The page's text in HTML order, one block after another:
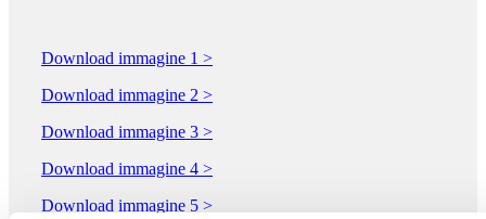
Download immagine 1 >
Download immagine 2 >
Download immagine 3 >
Download immagine 4 >
Download immagine 5 >